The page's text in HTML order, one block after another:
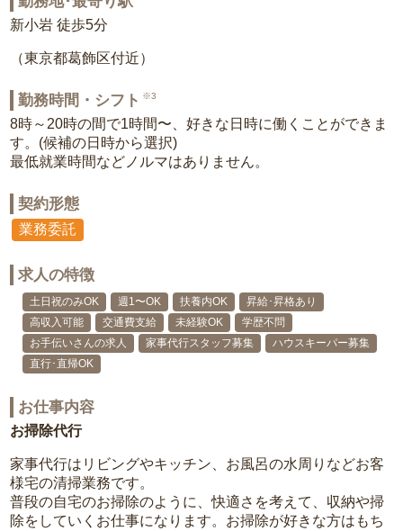
新小岩 徒歩5分
（東京都葛飾区付近）
勤務時間・シフト ※3
8時～20時の間で1時間〜、好きな日時に働くことができま
す。(候補の日時から選択)
最低就業時間などノルマはありません。
契約形態
業務委託
求人の特徴
土日祝のみOK 週1〜OK 扶養内OK
昇給･昇格あり
高収入可能
交通費支給 未経験OK
学歴不問
お手伝いさんの求人
家事代行スタッフ募集
ハウスキーパー募集
直行･直帰OK
お仕事内容
お掃除代行
家事代行はリビングやキッチン、お風呂の水周りなどお客
様宅の清掃業務です。
普段の自宅のお掃除のように、快適さを考えて、収納や掃
除をしていくお仕事になります。お掃除が好きな方はもち